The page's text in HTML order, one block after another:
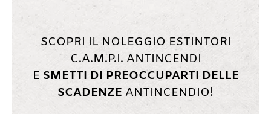
SCOPRI IL NOLEGGIO ESTINTORI
C.A.M.P.I. ANTINCENDI
E SMETTI DI PREOCCUPARTI DELLE
SCADENZE ANTINCENDIO!